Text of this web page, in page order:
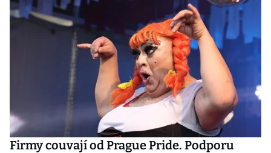
Firmy couvají od Prague Pride. Podporu